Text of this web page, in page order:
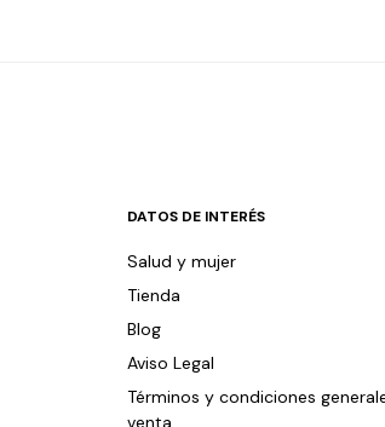
DATOS DE INTERÉS
Salud y mujer
Tienda
Blog
Aviso Legal
Términos y condiciones
venta